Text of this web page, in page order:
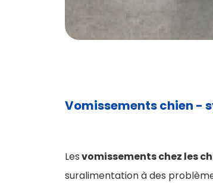
Vomissements chien -
Lesvomissements chez les
suralimentation à des